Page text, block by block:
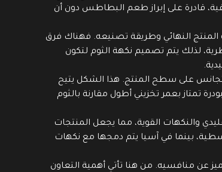
قادرة على إبراز طعم البطاطس دون أن
المنتج النهائي وطريقة تصنيعه. فهناك فرق
لذلك يتم تصميم نكهة الثوم لتكون
على سطح المنتج. هذا الشكل يتيح
تمتاز بعمر تخزيني أطول مقارنة بالثوم
والنكهات القوية، مما يجعل المنتجات
بينما في آسيا يتم دمجها مع نكهات
عن منافسيه. من هنا تأتي أهمية التعاون